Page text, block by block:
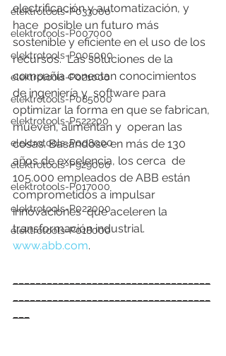
elektrotools-P033000
elektrotools-P007000
elektrotools-P005000
elektrotools-P021000
elektrotools-P085000
elektrotools-P522200
elektrotools-P008000
elektrotools-P929000
elektrotools-P017000
elektrotools-P022000
elektrotools-P018000
electrificación y automatización, y
hace  posible un futuro más
sostenible y eficiente en el uso de los
recursos.  Las soluciones de la
compañía conectan conocimientos
de ingeniería y  software para
optimizar la forma en que se fabrican,
mueven, alimentan y  operan las
cosas. Basándose en más de 130
años de excelencia, los cerca  de
105.000 empleados de ABB están
comprometidos a impulsar
innovaciones  que aceleren la
transformación industrial.
www.abb.com.